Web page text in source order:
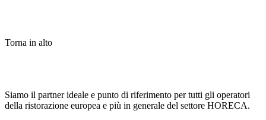
Torna in alto
Siamo il partner ideale e punto di riferimento per tutti gli operatori
della ristorazione europea e più in generale del settore HORECA.